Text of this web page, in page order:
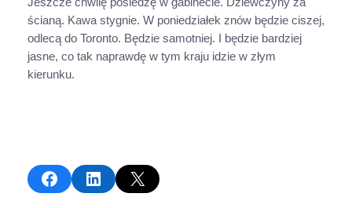
Jeszcze chwilę posiedzę w gabinecie. Dziewczyny za
ścianą. Kawa stygnie. W poniedziałek znów będzie ciszej,
odlecą do Toronto. Będzie samotniej. I będzie bardziej
jasne, co tak naprawdę w tym kraju idzie w złym
kierunku.
Share on Facebook
Share on LinkedIn
Share on X